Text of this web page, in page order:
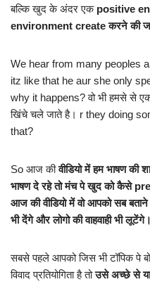
बल्कि खुद के अंदर एकpositive
environment create करने की
We hear from many peoples
itz like that he aur she only
why it happens? वो भी हमसे से
खिंचे चले जाते है। r they doing
that?
So आज कीवीडियो में हम भाषण की
भाषण दे रहे तो मंच पे खुद को कैसे
आज की वीडियो में वो आपको सब
भी देंगे और लोगो की वाहवाही भी लूटेंगे।
सबसे पहले आपको जिस भी टॉपिक पे
विवाद प्रतियोगिता है तोउसे अच्छे से